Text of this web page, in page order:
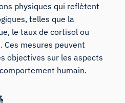
physiques qui reflètent
telles que la
le taux de cortisol ou
mesures peuvent
objectives sur les aspects
humain.